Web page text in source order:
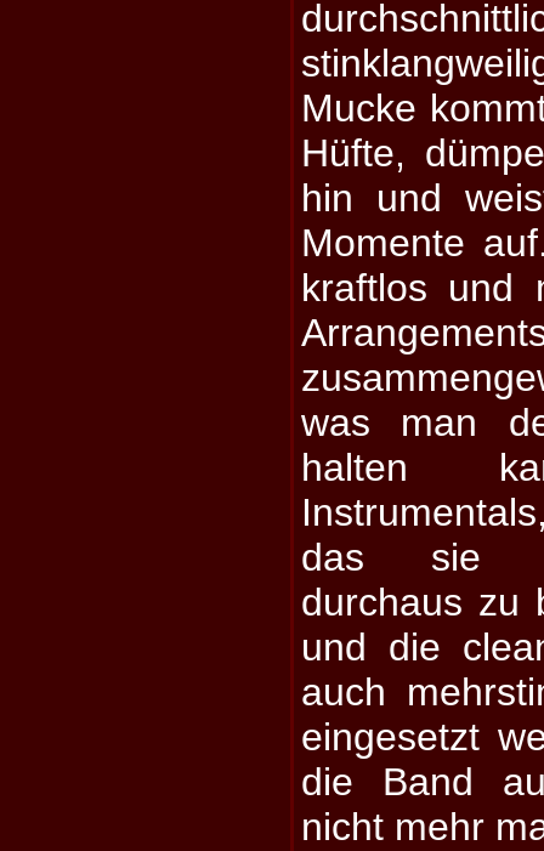
Mucke
Hüfte,
hin und
Momente
kraftlos und
was man
halten
das sie
durchaus zu
und die
auch
eingesetzt
die Band
nicht mehr